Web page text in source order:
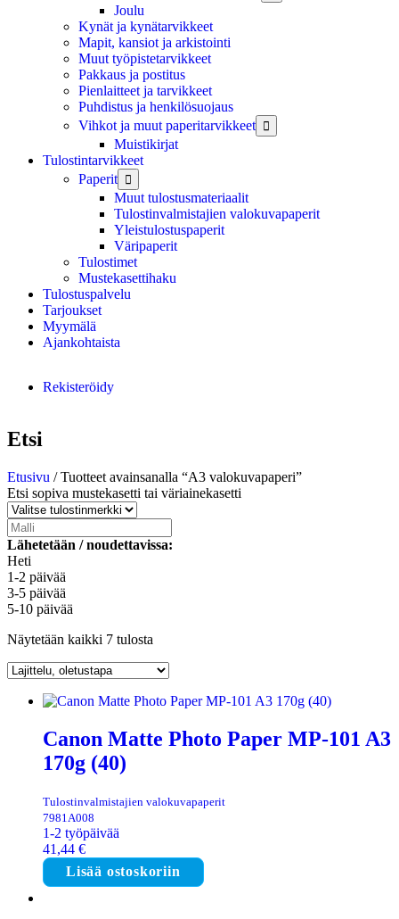
Joulu
Kynät ja kynätarvikkeet
Mapit, kansiot ja arkistointi
Muut työpistetarvikkeet
Pakkaus ja postitus
Pienlaitteet ja tarvikkeet
Puhdistus ja henkilösuojaus
Vihkot ja muut paperitarvikkeet

Muistikirjat
Tulostintarvikkeet
Paperit

Muut tulostusmateriaalit
Tulostinvalmistajien valokuvapaperit
Yleistulostuspaperit
Väripaperit
Tulostimet
Mustekasettihaku
Tulostuspalvelu
Tarjoukset
Myymälä
Ajankohtaista
Rekisteröidy
Etsi
Etusivu / Tuotteet avainsanalla “A3 valokuvapaperi”
Etsi sopiva mustekasetti tai väriainekasetti
Lähetetään / noudettavissa:
Heti
1-2 päivää
3-5 päivää
5-10 päivää
Näytetään kaikki 7 tulosta
Canon Matte Photo Paper MP-101 A3
170g (40)
Tulostinvalmistajien valokuvapaperit
7981A008
1-2 työpäivää
41,44 €
Lisää ostoskoriin